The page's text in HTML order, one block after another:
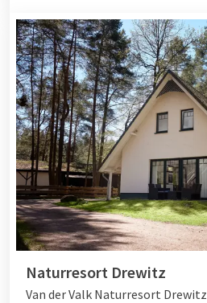
Naturresort Drewitz
Van der Valk Naturresort